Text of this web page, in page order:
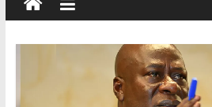
production